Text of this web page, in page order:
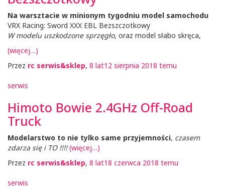
Na warsztacie w minionym tygodniu model samochodu
VRX Racing: Sword XXX EBL Bezszczotkowy
W modelu uszkodzone sprzęgło, oraz model słabo skręca,
(więcej…)
Przez rc serwis&sklep, 8 lat12 sierpnia 2018 temu
serwis
Himoto Bowie 2.4GHz Off-Road
Truck
Modelarstwo to nie tylko same przyjemności, czasem
zdarza się i TO !!!! (więcej…)
Przez rc serwis&sklep, 8 lat18 czerwca 2018 temu
serwis